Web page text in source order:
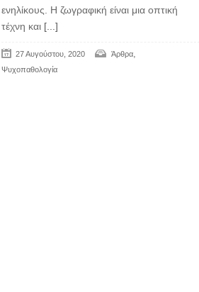
ενηλίκους. Η ζωγραφική είναι μια οπτική
τέχνη και [...]
27 Αυγούστου, 2020 Άρθρα
Ψυχοπαθολογία